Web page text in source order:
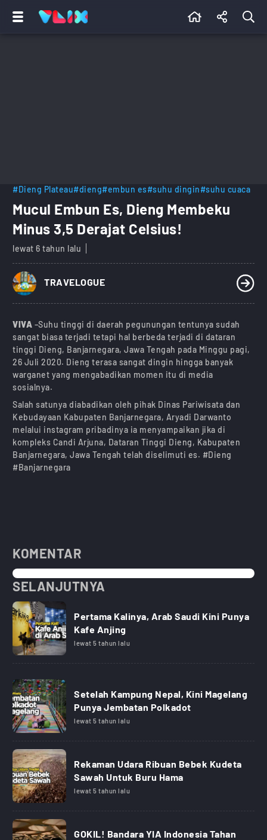
#Dieng Plateau#dieng#embun es#suhu dingin#suhu cuaca
Mucul Embun Es, Dieng Membeku
Minus 3,5 Derajat Celsius!
lewat 6 tahun lalu
TRAVELOGUE
VIVA –Suhu tinggi di daerah pegunungan tentunya sudah
sangat biasa terjadi tetapi hal berbeda terjadi di dataran
tinggi Dieng, Banjarnegara, Jawa Tengah pada Minggu pagi,
26 Juli 2020. Dieng terasa sangat dingin hingga banyak
warganet yang mengabadikan momen itu di media
sosialnya.
Salah satunya diabadikan oleh pihak Dinas Pariwisata dan
Kebudayaan Kabupaten Banjarnegara, Aryadi Darwanto
melalui instagram pribadinya ia menyampaikan jika di
kompleks Candi Arjuna, Dataran Tinggi Dieng, Kabupaten
Banjarnegara, Jawa Tengah telah diselimuti es. #Dieng
#Banjarnegara
KOMENTAR
SELANJUTNYA
Pertama Kalinya, Arab Saudi Kini Punya
Kafe Anjing
lewat 5 tahun lalu
Setelah Kampung Nepal, Kini Magelang
Punya Jembatan Polkadot
lewat 5 tahun lalu
Rekaman Udara Ribuan Bebek Kudeta
Sawah Untuk Buru Hama
lewat 5 tahun lalu
GOKIL! Bandara YIA Indonesia Tahan